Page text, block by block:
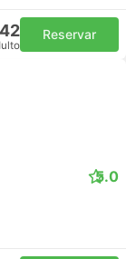
Reservar
5.0